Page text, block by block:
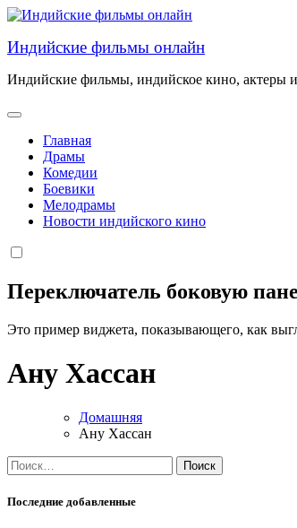
Перейти
содержанию
Индийские фильмы онлайн
Индийские фильмы, индийское кино, актеры
Главная
Драмы
Комедии
Боевики
Мелодрамы
Новости индийского кино
Переключатель боковую
Это пример виджета, показывающего, как
Ану Хассан
Домашняя
Ану Хассан
Найти:
Последние добавленные